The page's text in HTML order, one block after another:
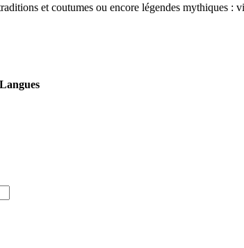
et coutumes ou encore légendes mythiques